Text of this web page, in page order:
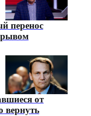
перенос
от
вернуть